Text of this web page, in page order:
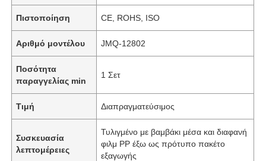
Πιστοποίηση CE, ROHS, ISO
Αριθμό μοντέλου JMQ-12802
Ποσότητα
παραγγελίας min
1 Σετ
Τιμή Διαπραγματεύσιμος
Συσκευασία
λεπτομέρειες
Τυλιγμένο με βαμβάκι μέσα και διαφανή
φιλμ PP έξω ως πρότυπο πακέτο
εξαγωγής